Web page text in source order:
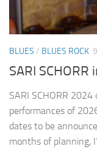
BLUES / BLUES ROCK
SARI
SARI SCHORR
performances of
dates to be
months of planning,